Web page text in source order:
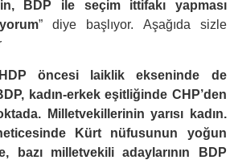
BDP ile seçim ittifakı yapması
” diye başlıyor. Aşağıda sizle
öncesi laiklik ekseninde de
kadın-erkek eşitliğinde CHP’den
Milletvekillerinin yarısı kadın.
Kürt nüfusunun yoğun
bazı milletvekili adaylarının BDP